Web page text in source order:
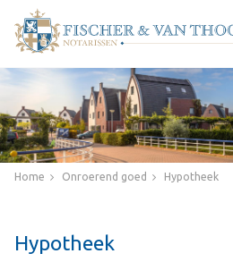
Home Onroerend goed Hypotheek
Hypotheek